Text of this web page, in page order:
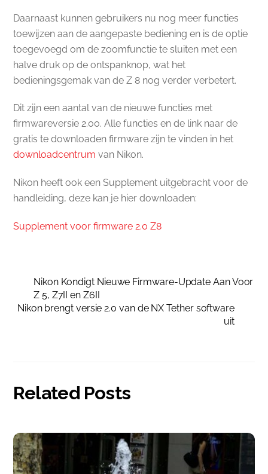
Daarnaast kunnen gebruikers nu nog meer functies
toewijzen aan de aangepaste bediening en is de optie
toegevoegd om de zoomfunctie te sluiten met een
halve druk op de ontspanknop, wat het
bedieningsgemak van de Z 8 nog verder verbetert.
Dit zijn een aantal van de nieuwe functies met
firmwareversie 2.00. Alle functies en de link naar de
gratis te downloaden firmware zijn te vinden in het
downloadcentrum van Nikon.
Nikon heeft ook een Supplement uitgebracht voor de
handleiding, deze kan je hier downloaden:
Supplement voor firmware 2.0 Z8
Nikon Kondigt Nieuwe Firmware-Update Aan Voor
Z 5, Z7II en Z6II
Nikon brengt versie 2.0 van de NX Tether software
uit
Related Posts